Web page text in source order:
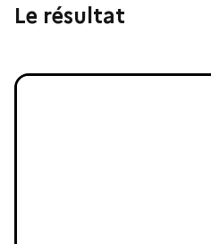
Le résultat